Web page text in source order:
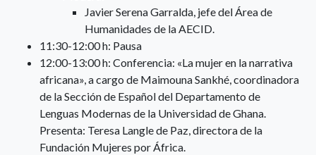
Javier Serena Garralda, jefe del Área de
Humanidades de la AECID.
11:30-12:00 h: Pausa
12:00-13:00 h: Conferencia: «La mujer en la narrativa
africana», a cargo de Maimouna Sankhé, coordinadora
de la Sección de Español del Departamento de
Lenguas Modernas de la Universidad de Ghana.
Presenta: Teresa Langle de Paz, directora de la
Fundación Mujeres por África.